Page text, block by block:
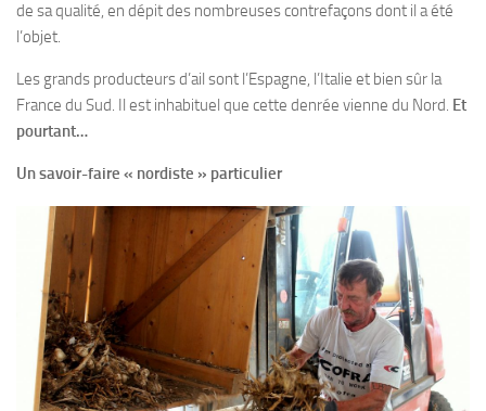
de sa qualité, en dépit des nombreuses contrefaçons dont il a été
l’objet.
Les grands producteurs d’ail sont l’Espagne, l’Italie et bien sûr la
France du Sud. Il est inhabituel que cette denrée vienne du Nord. Et
pourtant…
Un savoir-faire « nordiste » particulier